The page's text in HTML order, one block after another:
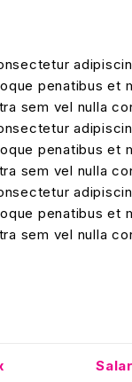
penatibus
sem vel nulla
penatibus
sem vel nulla
penatibus
sem vel nulla